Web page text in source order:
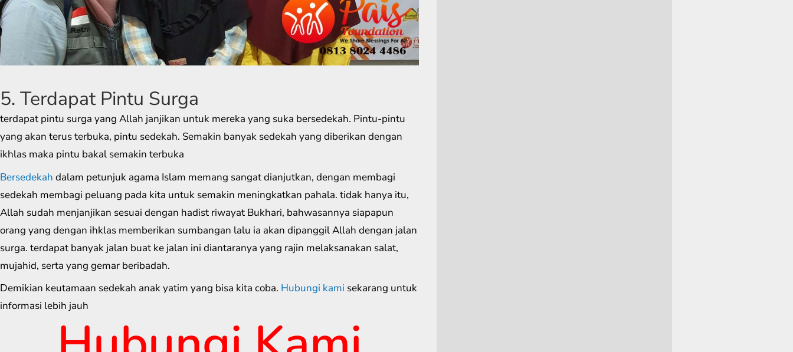
5. Terdapat Pintu Surga
terdapat pintu surga yang Allah janjikan untuk mereka yang suka bersedekah. Pintu-pintu
yang akan terus terbuka, pintu sedekah. Semakin banyak sedekah yang diberikan dengan
ikhlas maka pintu bakal semakin terbuka
Bersedekah dalam petunjuk agama Islam memang sangat dianjutkan, dengan membagi
sedekah membagi peluang pada kita untuk semakin meningkatkan pahala. tidak hanya itu,
Allah sudah menjanjikan sesuai dengan hadist riwayat Bukhari, bahwasannya siapapun
orang yang dengan ihklas memberikan sumbangan lalu ia akan dipanggil Allah dengan jalan
surga. terdapat banyak jalan buat ke jalan ini diantaranya yang rajin melaksanakan salat,
mujahid, serta yang gemar beribadah.
Demikian keutamaan sedekah anak yatim yang bisa kita coba. Hubungi kami sekarang untuk
informasi lebih jauh